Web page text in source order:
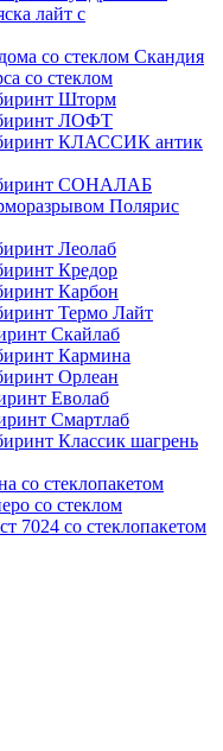
лайт с
со стеклом Скандия
со стеклом
Шторм
ЛОФТ
КЛАССИК антик
СОНАЛАБ
Полярис
Леолаб
Кредор
Карбон
Термо Лайт
Скайлаб
Кармина
Орлеан
Еволаб
Смартлаб
Классик шагрень
со стеклопакетом
со стеклом
7024 со стеклопакетом